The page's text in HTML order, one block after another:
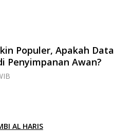
Populer, Apakah Data
Penyimpanan Awan?
AL HARIS